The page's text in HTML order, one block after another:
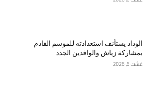
الوداد يستأنف استعدادته للموسم القادم
بمشاركة زياش والوافدين الجدد
غشت 6, 2026